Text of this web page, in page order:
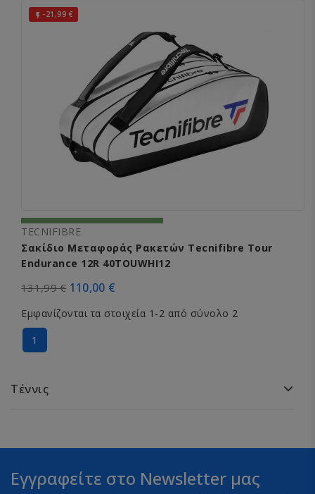
 -21,99 €
TECNIFIBRE
Σακίδιο Μεταφοράς Ρακετών Tecnifibre Tour
Endurance 12R 40TOUWHI12
131,99 € 110,00 €
Εμφανίζονται τα στοιχεία 1-2 από σύνολο 2
1
Τέννις
Εγγραφείτε στο Newsletter μας